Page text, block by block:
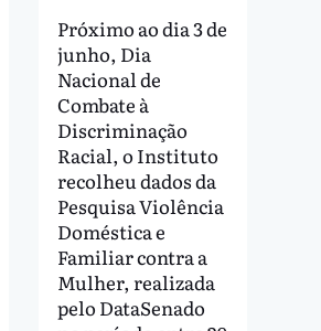
Próximo ao dia 3 de
junho, Dia
Nacional de
Combate à
Discriminação
Racial, o Instituto
recolheu dados da
Pesquisa Violência
Doméstica e
Familiar contra a
Mulher, realizada
pelo DataSenado